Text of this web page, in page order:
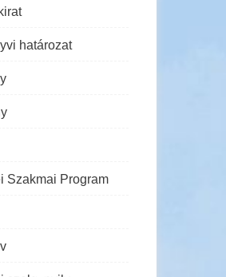
határozat
Szakmai Program